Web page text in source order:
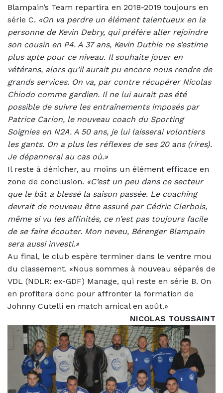
Blampain’s Team repartira en 2018-2019 toujours en
série C. «On va perdre un élément talentueux en la
personne de Kevin Debry, qui préfère aller rejoindre
son cousin en P4. A 37 ans, Kevin Duthie ne s’estime
plus apte pour ce niveau. Il souhaite jouer en
vétérans, alors qu’il aurait pu encore nous rendre de
grands services. On va, par contre récupérer Nicolas
Chiodo comme gardien. Il ne lui aurait pas été
possible de suivre les entraînements imposés par
Patrice Carion, le nouveau coach du Sporting
Soignies en N2A. A 50 ans, je lui laisserai volontiers
les gants. On a plus les réflexes de ses 20 ans (rires).
Je dépannerai au cas où.»
Il reste à dénicher, au moins un élément efficace en
zone de conclusion. «C’est un peu dans ce secteur
que le bât a blessé la saison passée. Le coaching
devrait de nouveau être assuré par Cédric Clerbois,
même si vu les affinités, ce n’est pas toujours facile
de se faire écouter. Mon neveu, Bérenger Blampain
sera aussi investi.»
Au final, le club espère terminer dans le ventre mou
du classement. «Nous sommes à nouveau séparés de
VDL (NDLR: ex-GDF) Manage, qui reste en série B. On
en profitera donc pour affronter la formation de
Johnny Cutelli en match amical en août.»
NICOLAS TOUSSAINT